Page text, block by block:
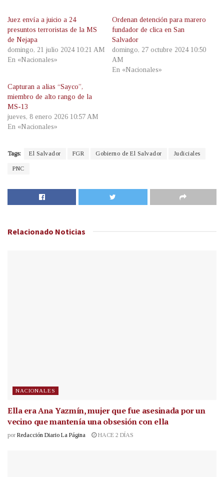
Juez envía a juicio a 24
presuntos terroristas de la MS
de Nejapa
domingo, 21 julio 2024 10:21 AM
En «Nacionales»
Ordenan detención para marero
fundador de clica en San
Salvador
domingo, 27 octubre 2024 10:50
AM
En «Nacionales»
Capturan a alias “Sayco”,
miembro de alto rango de la
MS-13
jueves, 8 enero 2026 10:57 AM
En «Nacionales»
Tags: El Salvador FGR Gobierno de El Salvador Judiciales
PNC
Relacionado Noticias
NACIONALES
Ella era Ana Yazmín, mujer que fue asesinada por un
vecino que mantenía una obsesión con ella
por Redacción Diario La Página HACE 2 DÍAS